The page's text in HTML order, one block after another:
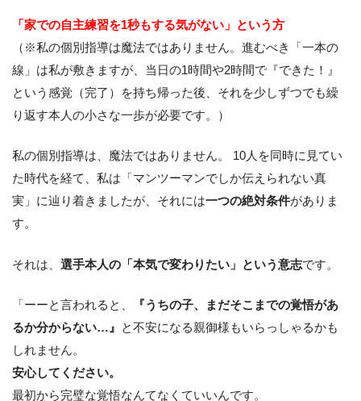
「家での自主練習を1秒もする気がない」という方
（※私の個別指導は魔法ではありません。進むべき「一本の
線」は私が敷きますが、当日の1時間や2時間で『できた！』
という感覚（完了）を持ち帰った後、それを少しずつでも繰
り返す本人の小さな一歩が必要です。）
私の個別指導は、魔法ではありません。 10人を同時に見てい
た時代を経て、私は「マンツーマンでしか伝えられない真
実」に辿り着きましたが、それには一つの絶対条件がありま
す。
それは、 選手本人の「本気で変わりたい」という意志です。
「ーーと言われると、
『うちの子、まだそこまでの覚悟があ
るか分からない…』
と不安になる親御様もいらっしゃるかも
しれません。
安心してください。
最初から完璧な覚悟なんてなくていいんです。